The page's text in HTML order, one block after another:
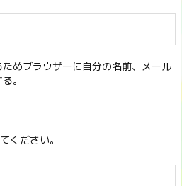
めブラウザーに自分の名前、メール
。
ください。